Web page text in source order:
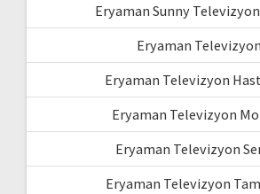
Eryaman Sunny
Eryaman Televizyon
Eryaman Televizyon
Eryaman Televizyon
Eryaman Televizyon
Eryaman Televizyon